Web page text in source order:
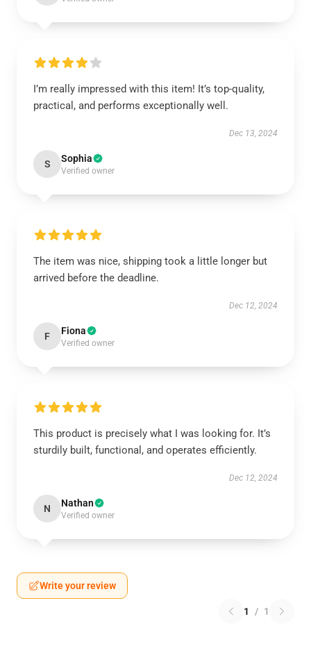
I’m really impressed with this item! It’s top-quality,
practical, and performs exceptionally well.
Dec 13, 2024
S Sophia
Verified owner
The item was nice, shipping took a little longer but
arrived before the deadline.
Dec 12, 2024
F Fiona
Verified owner
This product is precisely what I was looking for. It’s
sturdily built, functional, and operates efficiently.
Dec 12, 2024
N Nathan
Verified owner
Write your review
1 / 1